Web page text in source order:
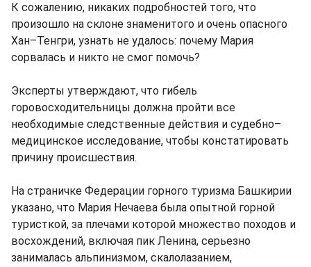
К сожалению, никаких подробностей того, что
произошло на склоне знаменитого и очень опасного
Хан–Тенгри, узнать не удалось: почему Мария
сорвалась и никто не смог помочь?
Эксперты утверждают, что гибель
горовосходительницы должна пройти все
необходимые следственные действия и судебно–
медицинское исследование, чтобы констатировать
причину происшествия.
На страничке Федерации горного туризма Башкирии
указано, что Мария Нечаева была опытной горной
туристкой, за плечами которой множество походов и
восхождений, включая пик Ленина, серьезно
занималась альпинизмом, скалолазанием,